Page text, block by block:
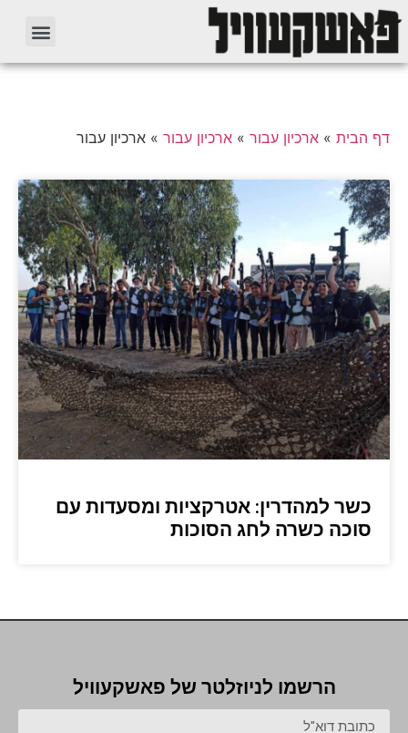
דף הבית » ארכיון עבור » ארכיון עבור » ארכיון עבור
כשר למהדרין: אטרקציות ומסעדות עם
סוכה כשרה לחג הסוכות
הרשמו לניוזלטר של פאשקעוויל